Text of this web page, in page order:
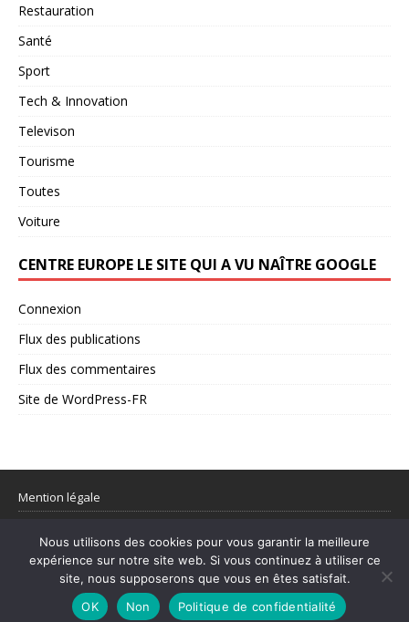
Restauration
Santé
Sport
Tech & Innovation
Televison
Tourisme
Toutes
Voiture
CENTRE EUROPE LE SITE QUI A VU NAÎTRE GOOGLE
Connexion
Flux des publications
Flux des commentaires
Site de WordPress-FR
Mention légale
© 1998–2026 Centre Europe Actu – L’actualité utile et les sujets qui
comptent.
Mentions légales |Contact
Nous utilisons des cookies pour vous garantir la meilleure
expérience sur notre site web. Si vous continuez à utiliser ce
site, nous supposerons que vous en êtes satisfait.
OK
Non Politique de confidentialité